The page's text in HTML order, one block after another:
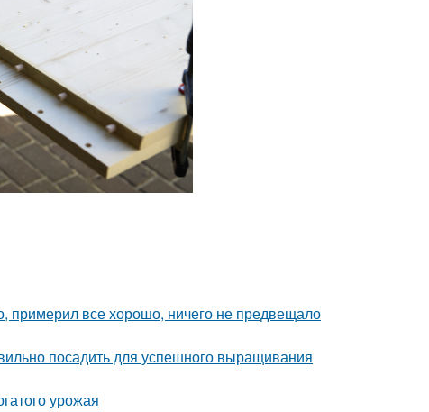
примерил все хорошо, ничего не предвещало
посадить для успешного выращивания
урожая